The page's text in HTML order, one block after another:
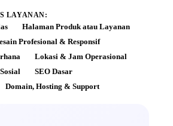
LAYANAN:
Halaman Produk atau Layanan
Profesional & Responsif
Lokasi & Jam Operasional
SEO Dasar
Domain, Hosting & Support